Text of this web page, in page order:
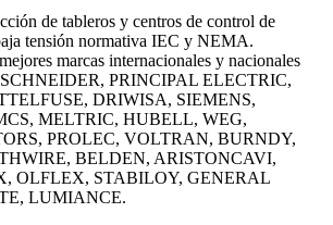
de tableros y centros de control de
tensión normativa IEC y NEMA.
marcas internacionales y nacionales
PRINCIPAL ELECTRIC,
DRIWISA, SIEMENS,
MELTRIC, HUBELL, WEG,
PROLEC, VOLTRAN, BURNDY,
BELDEN, ARISTONCAVI,
OLFLEX, STABILOY, GENERAL
LUMIANCE.